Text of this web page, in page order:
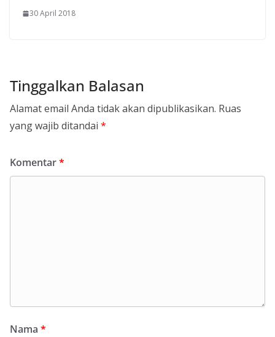
30 April 2018
Tinggalkan Balasan
Alamat email Anda tidak akan dipublikasikan. Ruas
yang wajib ditandai *
Komentar*
Nama *